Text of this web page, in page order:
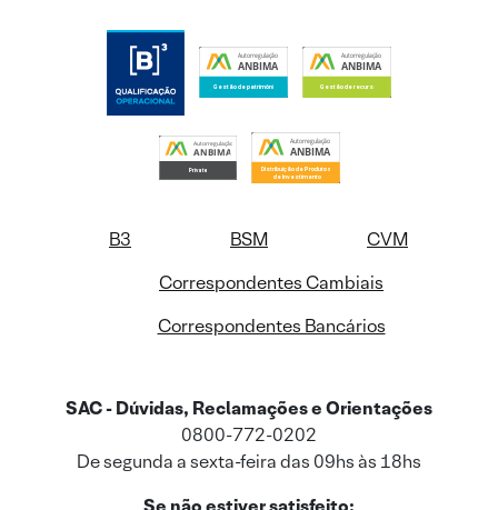
B3 BSM
CVM
Correspondentes Cambiais
Correspondentes Bancários
SAC - Dúvidas, Reclamações e Orientações
0800-772-0202
De segunda a sexta-feira das 09hs às 18hs